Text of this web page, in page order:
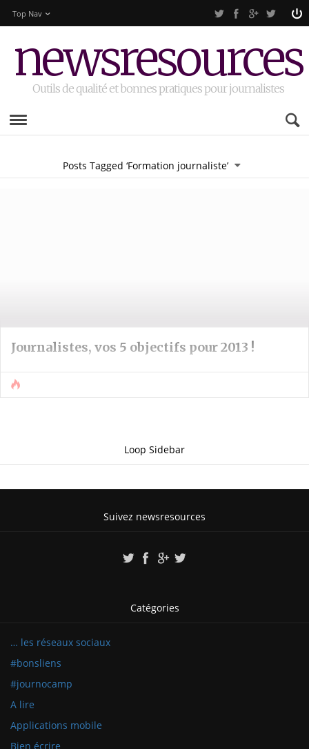
Top Nav
newsresources
Outils de qualité et bonnes pratiques pour journalistes
Posts Tagged ‘Formation journaliste’
Journalistes, vos 5 objectifs pour 2013 !
Loop Sidebar
Suivez newsresources
Catégories
… les réseaux sociaux
#bonsliens
#journocamp
A lire
Applications mobile
Bien écrire